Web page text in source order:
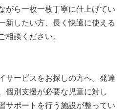
がら一枚一枚丁寧に仕上げてい
新したい方、長く快適に使える
相談ください。
サービスをお探しの方へ。発達
個別支援が必要な児童に対し
サポートを行う施設が整ってい